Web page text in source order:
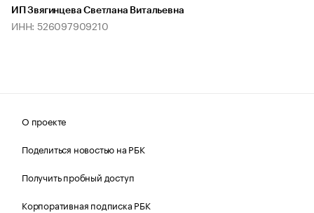
ИП Звягинцева Светлана Витальевна
ИНН: 526097909210
О проекте
Поделиться новостью на РБК
Получить пробный доступ
Корпоративная подписка РБК